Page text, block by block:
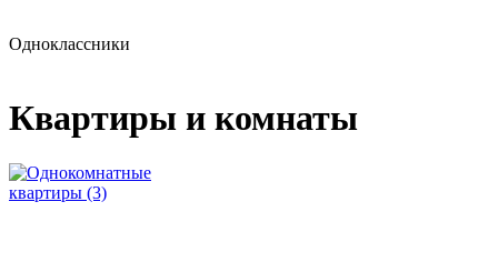
Одноклассники
Квартиры и комнаты